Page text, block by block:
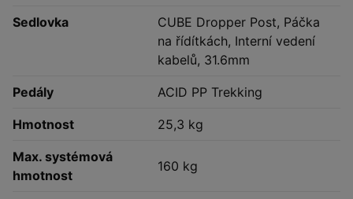
Sedlovka
CUBE Dropper Post, Páčka
na řídítkách, Interní vedení
kabelů, 31.6mm
Pedály ACID PP Trekking
Hmotnost 25,3 kg
Max. systémová
hmotnost
160 kg